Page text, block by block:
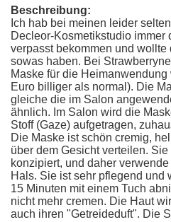
Beschreibung:
Ich hab bei meinen leider
Decleor-Kosmetikstudio immer
verpasst bekommen und
sowas haben. Bei
Maske für die
Euro billiger als normal). Die
gleiche die im Salon
ähnlich. Im Salon wird die
Stoff (Gaze) aufgetragen,
Die Maske ist schön cremig,
über dem Gesicht verteilen.
konzipiert, und daher
Hals. Sie ist sehr pflegend und
15 Minuten mit einem Tuch
nicht mehr cremen. Die Haut
auch ihren "Getreideduft". Die